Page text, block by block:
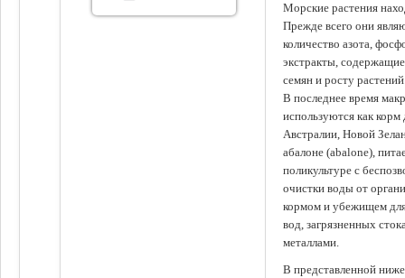
Морские растения
Прежде всего они
количество азота,
экстракты,
семян и росту
В последнее время
используются как
Австралии, Новой
абалоне (abalone),
поликультуре с
очистки воды от
кормом и убежищем
вод, загрязненных
металлами.
В представленной